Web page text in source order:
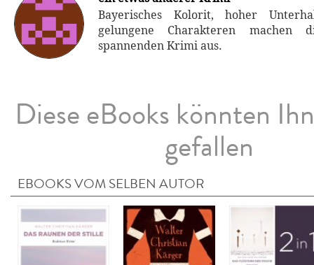
Bayerisches Kolorit, hoher
gelungene Charakteren machen
spannenden Krimi aus.
Diese eBooks könnten
gefallen
EBOOKS VOM SELBEN AUTOR